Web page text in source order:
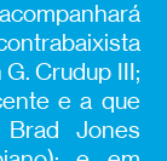
Crudup III;
e a que
Jones